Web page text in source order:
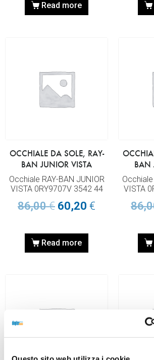
Read more
OCCHIALE DA SOLE, RAY-
BAN JUNIOR VISTA
Occhiale RAY-BAN JUNIOR
VISTA 0RY9707V 3542 44
86,00€ 60,20 €
Read more
BAN
Occhiale
VISTA